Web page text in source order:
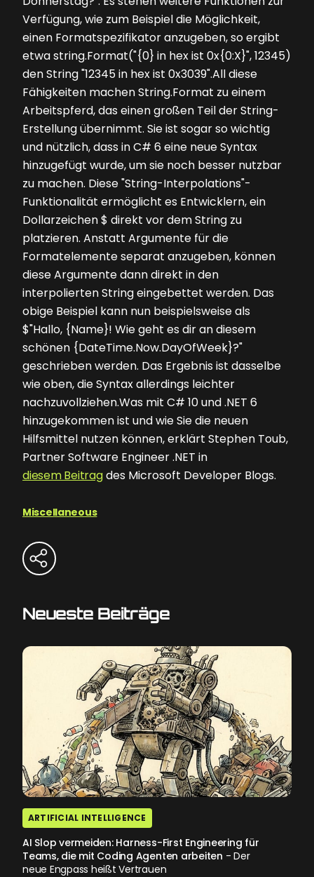
Verfügung, wie zum Beispiel die Möglichkeit,
einen Formatspezifikator anzugeben, so ergibt
etwa string.Format("{0} in hex ist 0x{0:X}", 12345)
den String "12345 in hex ist 0x3039".All diese
Fähigkeiten machen String.Format zu einem
Arbeitspferd, das einen großen Teil der String-
Erstellung übernimmt. Sie ist sogar so wichtig
und nützlich, dass in C# 6 eine neue Syntax
hinzugefügt wurde, um sie noch besser nutzbar
zu machen. Diese "String-Interpolations"-
Funktionalität ermöglicht es Entwicklern, ein
Dollarzeichen $ direkt vor dem String zu
platzieren. Anstatt Argumente für die
Formatelemente separat anzugeben, können
diese Argumente dann direkt in den
interpolierten String eingebettet werden. Das
obige Beispiel kann nun beispielsweise als
$"Hallo, {Name}! Wie geht es dir an diesem
schönen {DateTime.Now.DayOfWeek}?"
geschrieben werden. Das Ergebnis ist dasselbe
wie oben, die Syntax allerdings leichter
nachzuvollziehen.Was mit C# 10 und .NET 6
hinzugekommen ist und wie Sie die neuen
Hilfsmittel nutzen können, erklärt Stephen Toub,
Partner Software Engineer .NET in
diesem Beitragdes Microsoft Developer Blogs.
Miscellaneous
Neueste Beiträge
ARTIFICIAL INTELLIGENCE
AI Slop vermeiden: Harness-First Engineering für
Teams, die mit Coding Agenten arbeiten - Der
neue Engpass heißt Vertrauen